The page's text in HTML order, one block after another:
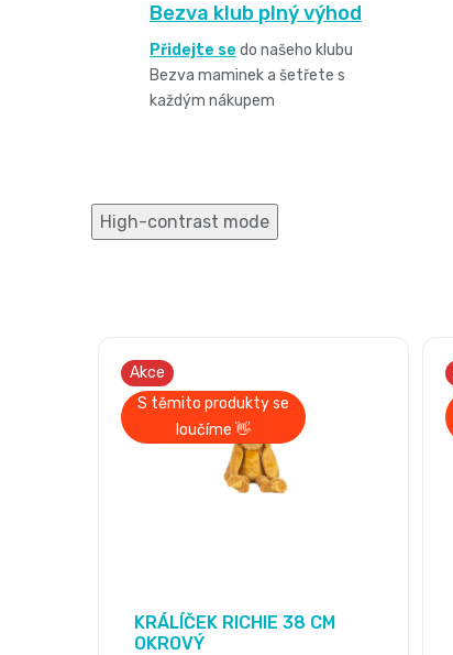
Bezva klub plný výhod
Přidejte se do našeho klubu
Bezva maminek a šetřete s
každým nákupem
High-contrast mode
Akce
S těmito produkty se
loučíme 👋
KRÁLÍČEK RICHIE 38 CM
OKROVÝ